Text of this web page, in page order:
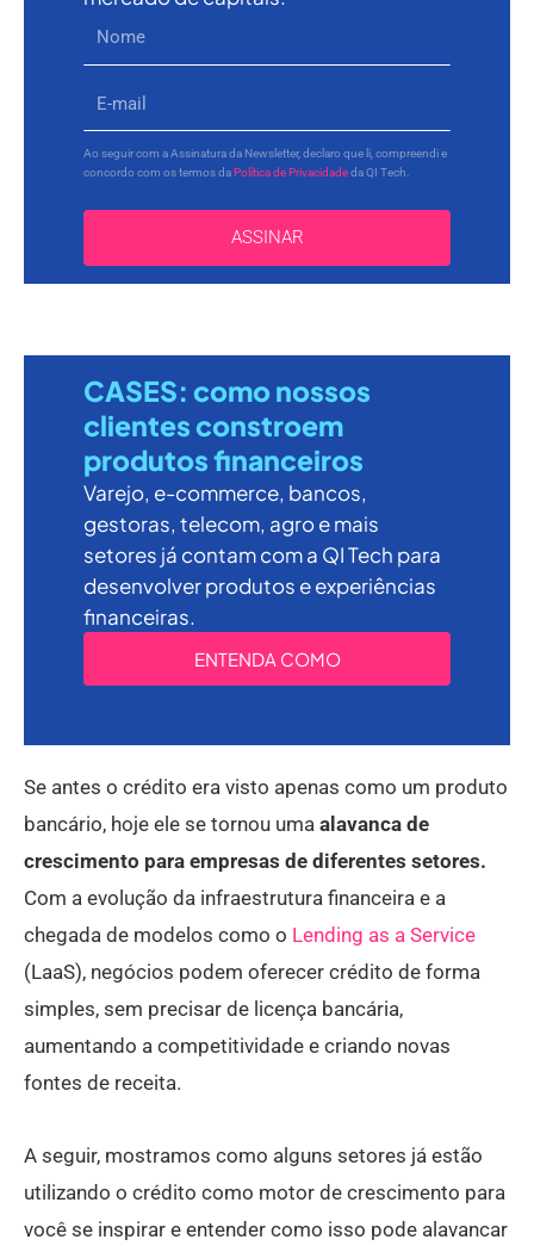
Ao seguir com a Assinatura da Newsletter, declaro que li, compreendi e
concordo com os termos daPolítica de Privacidadeda QI Tech.
ASSINAR
CASES: como nossos
clientes constroem
produtos financeiros
Varejo, e-commerce, bancos,
gestoras, telecom, agro e mais
setores já contam com a QI Tech para
desenvolver produtos e experiências
financeiras.
ENTENDA COMO
Se antes o crédito era visto apenas como um produto
bancário, hoje ele se tornou uma alavanca de
crescimento para empresas de diferentes setores.
Com a evolução da infraestrutura financeira e a
chegada de modelos como o Lending as a Service
(LaaS), negócios podem oferecer crédito de forma
simples, sem precisar de licença bancária,
aumentando a competitividade e criando novas
fontes de receita.
A seguir, mostramos como alguns setores já estão
utilizando o crédito como motor de crescimento para
você se inspirar e entender como isso pode alavancar